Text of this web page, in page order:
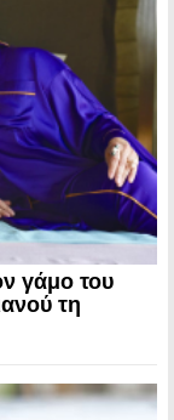
γάμο του
τη